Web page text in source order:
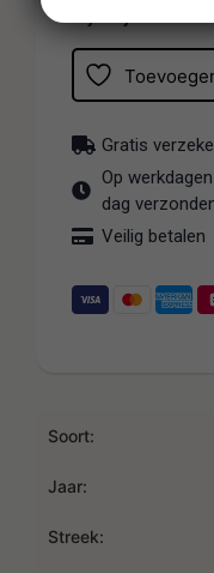
Gratis
Op
dag
Veilig betalen
Soort:
Jaar:
Streek: